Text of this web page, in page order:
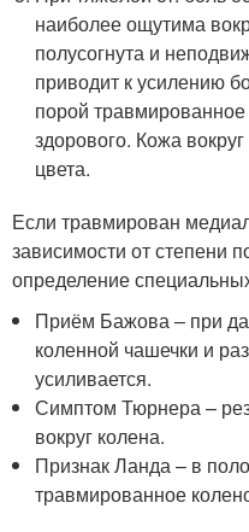
наиболее ощутима
полусогнута и
приводит к усилению
порой
здорового. Кожа
цвета.
Если травмирован
зависимости от степени
определение
Приём Бажова – при
коленной чашечки и
усиливается.
Симптом Тюрнера –
вокруг колена.
Признак Ланда – в
травмированное